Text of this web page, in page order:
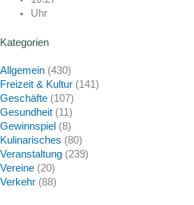
Uhr
Kategorien
Allgemein (430)
Freizeit & Kultur (141)
Geschäfte (107)
Gesundheit (11)
Gewinnspiel (8)
Kulinarisches (80)
Veranstaltung (239)
Vereine (20)
Verkehr (88)